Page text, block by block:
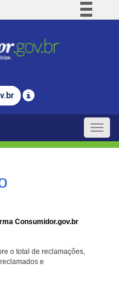
Comunica BR
Legislação
Toggle
Consumidor.gov.br
o total de reclamações,
e